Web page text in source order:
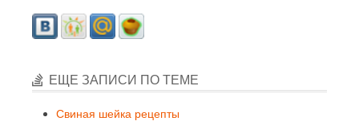
ЕЩЕ ЗАПИСИ ПО ТЕМЕ
Свиная шейка рецепты